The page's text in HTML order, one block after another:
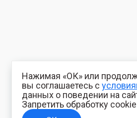
Нажимая «ОК» или
вы соглашаетесь с
данных о поведении на
Запретить обработку